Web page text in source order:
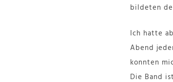
bildeten
Ich hatte
Abend
konnten
Die Band